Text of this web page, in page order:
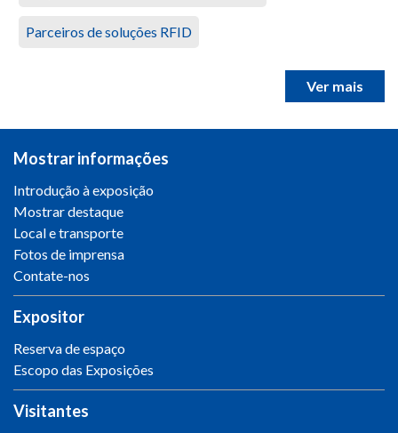
Parceiros de soluções RFID
Ver mais
Mostrar informações
Introdução à exposição
Mostrar destaque
Local e transporte
Fotos de imprensa
Contate-nos
Expositor
Reserva de espaço
Escopo das Exposições
Visitantes